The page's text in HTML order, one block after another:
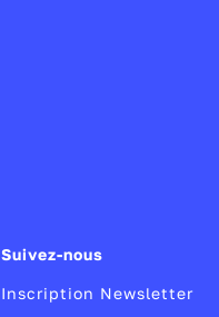
Suivez-nous
Inscription Newsletter